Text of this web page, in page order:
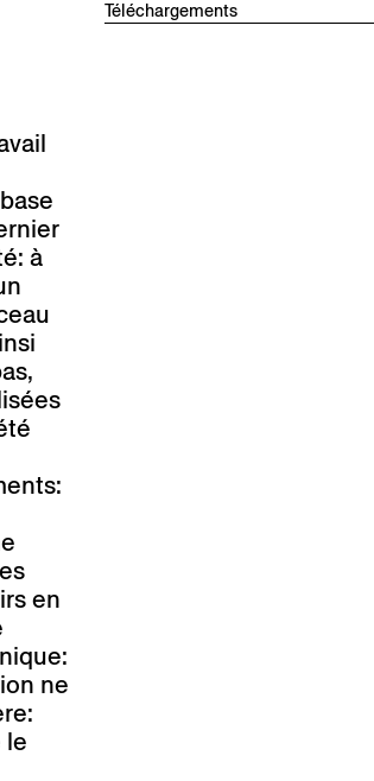
à
en
ne
le
Hêtre gris clair, mat
BD 410 AM
Téléchargements